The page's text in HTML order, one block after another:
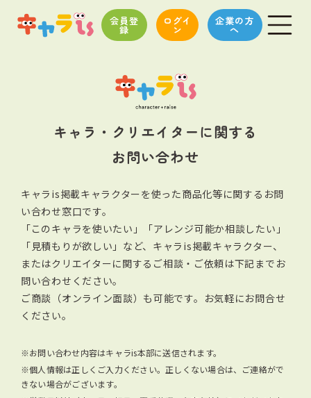
会員登
録
ログイ
ン
企業の方
へ
キャラ・クリエイターに関する
お問い合わせ
キャラis掲載キャラクターを使った商品化等に関するお問
い合わせ窓口です。
「このキャラを使いたい」「アレンジ可能か相談したい」
「見積もりが欲しい」など、キャラis掲載キャラクター、
またはクリエイターに関する ご相談・ご依頼は下記までお
問い合わせください。
ご商談（オンライン面談）も可能です。お気軽にお問合せ
ください。
※お問い合わせ内容はキャラis本部に送信されます。
※個人情報は正しくご入力ください。正しくない場合は、ご連絡がで
きない場合がございます。